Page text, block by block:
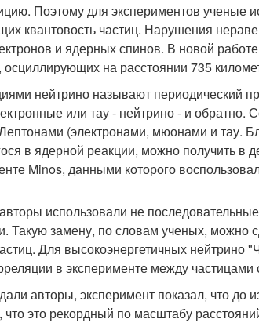
Поэтому для экспериментов ученые
квантовость частиц. Нарушения
и ядерных спинов. В новой
осциллирующих на расстоянии 735
нейтрино называют периодический
или тау - нейтрино - и обратно.
(электронами, мюонами и тау.
в ядерной реакции, можно получить в
Minos, данными которого
использовали не
Такую замену, по словам ученых, можно
Для высокоэнергетичных
в эксперименте между
авторы, эксперимент показал, что до
что это рекордный по масштабу